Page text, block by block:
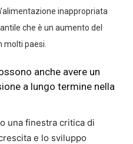
inappropriata
che è un aumento del
molti paesi.
anche avere un
a lungo termine nella
una finestra critica di
e lo sviluppo